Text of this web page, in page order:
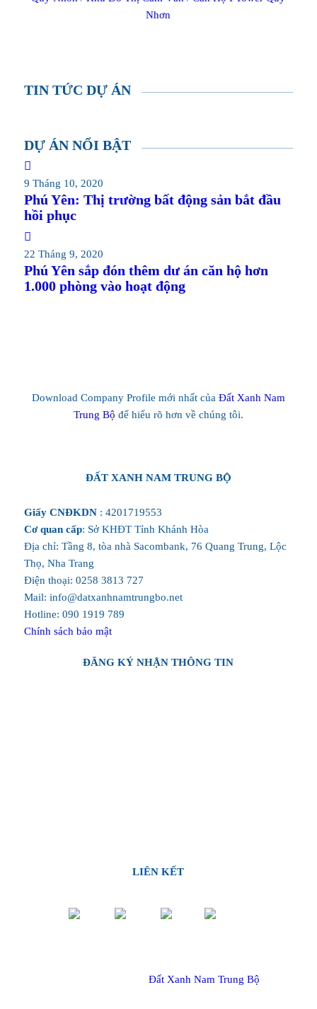
Nhơn
TIN TỨC DỰ ÁN
DỰ ÁN NỔI BẬT
9 Tháng 10, 2020
Phú Yên: Thị trường bất động sản bắt đầu
hồi phục
22 Tháng 9, 2020
Phú Yên sắp đón thêm dư án căn hộ hơn
1.000 phòng vào hoạt động
Download Company Profile mới nhất của Đất Xanh Nam
Trung Bộ để hiểu rõ hơn về chúng tôi.
ĐẤT XANH NAM TRUNG BỘ
Giấy CNĐKDN: 4201719553
Cơ quan cấp: Sở KHĐT Tỉnh Khánh Hòa
Địa chỉ: Tầng 8, tòa nhà Sacombank, 76 Quang Trung, Lộc
Thọ, Nha Trang
Điện thoại: 0258 3813 727
Mail: info@datxanhnamtrungbo.net
Hotline: 090 1919 789
Chính sách bảo mật
ĐĂNG KÝ NHẬN THÔNG TIN
LIÊN KẾT
© Copyright 2017 –Đất Xanh Nam Trung Bộ